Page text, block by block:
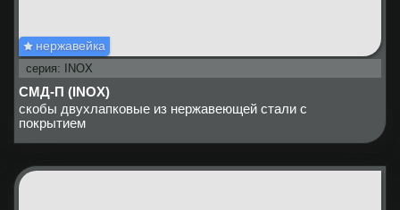
нержавейка
серия: INOX
СМД-П (INOX)
скобы двухлапковые из нержавеющей стали с
покрытием